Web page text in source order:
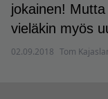
jokainen!
vieläkin myös
02.09.2018 Tom